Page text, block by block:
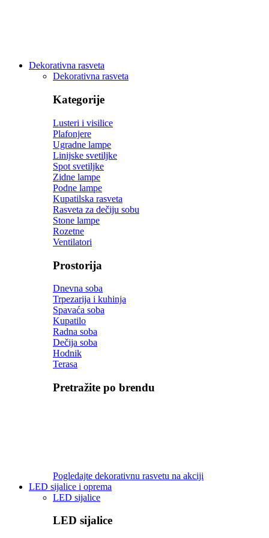
Dekorativna rasveta
Dekorativna rasveta
Kategorije
Lusteri i visilice
Plafonjere
Ugradne lampe
Linijske svetiljke
Spot svetiljke
Zidne lampe
Podne lampe
Kupatilska rasveta
Rasveta za dečiju sobu
Stone lampe
Rozetne
Ventilatori
Prostorija
Dnevna soba
Trpezarija i kuhinja
Spavaća soba
Kupatilo
Radna soba
Dečija soba
Hodnik
Terasa
Pretražite po brendu
Pogledajte dekorativnu rasvetu na akciji
LED sijalice i oprema
LED sijalice
LED sijalice